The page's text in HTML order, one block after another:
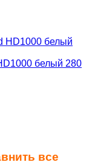
белый 280
все